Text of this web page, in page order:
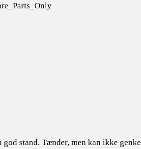
stand. Tænder, men kan ikke